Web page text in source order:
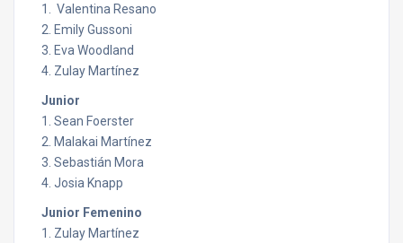
1. Valentina Resano
2. Emily Gussoni
3. Eva Woodland
4. Zulay Martínez
Junior
1. Sean Foerster
2. Malakai Martínez
3. Sebastián Mora
4. Josia Knapp
Junior Femenino
1. Zulay Martínez